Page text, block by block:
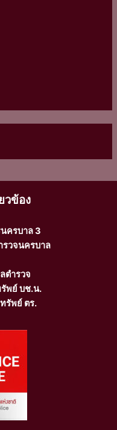
วข้อง
ครบาล 3
รวจนครบาล
ตำรวจ
พย์ บช.น.
รัพย์ ตร.